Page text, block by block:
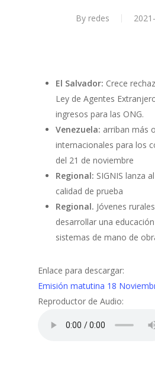
By redes
El Salvador: Crece
Ley de Agentes
ingresos para las ONG.
Venezuela: arriban más
internacionales para los
del 21 de noviembre
Regional: SIGNIS lanza
calidad de prueba
Regional. Jóvenes
desarrollar una
sistemas de mano de
Enlace para descargar:
Emisión matutina 18
Reproductor de Audio: